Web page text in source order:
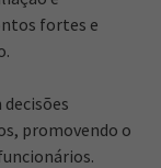
fortes e
promovendo o